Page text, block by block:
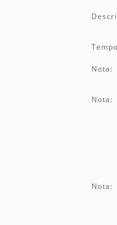
Nota:
Nota:
Nota: